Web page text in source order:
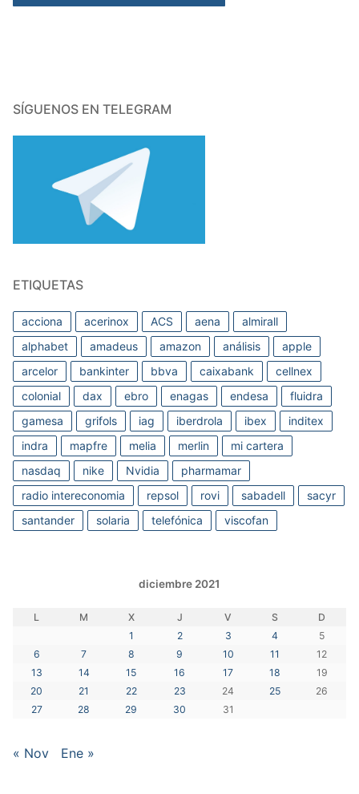
SÍGUENOS EN TELEGRAM
ETIQUETAS
acciona acerinox ACS aena
almirall
alphabet
amadeus amazon análisis
apple
arcelor
bankinter bbva caixabank
cellnex
colonial
dax ebro enagas endesa
fluidra
gamesa
grifols iag iberdrola ibex
inditex
indra
mapfre melia merlin
mi cartera
nasdaq
nike Nvidia
pharmamar
radio intereconomia
repsol rovi sabadell
sacyr
santander
solaria telefónica viscofan
diciembre 2021
L M X J V S
D
1
2 3 4
5
6
7 8 9 10 11
12
13
14 15 16 17 18
19
20
21 22 23 24 25
26
27
28 29 30 31
« Nov Ene »